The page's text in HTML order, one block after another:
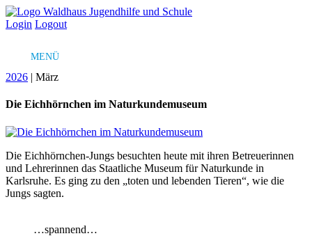
Skip
to
Login Logout
MENÜ
2026 | März
Die Eichhörnchen im Naturkundemuseum
Die Eichhörnchen-Jungs besuchten heute mit ihren Betreuerinnen
und Lehrerinnen das Staatliche Museum für Naturkunde in
Karlsruhe. Es ging zu den „toten und lebenden Tieren“, wie die
Jungs sagten.
…spannend…